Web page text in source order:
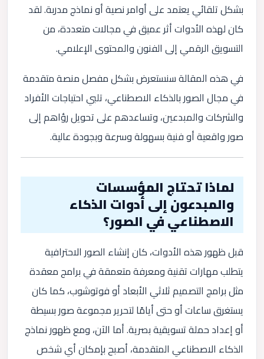
بشكل تلقائي يعتمد على أوامر نصية أو نماذج مدربة. لقد
كان لهذه الأدوات أثر عميق في مجالات متعددة، من
التسويق الرقمي إلى الفنون والمحتوى الإعلامي.
في هذه المقالة سنستعرض بشكل مفصل منصة متقدمة
في مجال الصور بالذكاء الاصطناعي، تلبي احتياجات الأفراد
والشركات والمبدعين، وتساعدهم على تحويل رؤاهم إلى
صور واقعية أو فنية بسهولة وسرعة وبجودة عالية.
لماذا تحتاج المؤسسات
والمبدعون إلى أدوات الذكاء
الاصطناعي في الصور؟
قبل ظهور هذه الأدوات، كان إنشاء الصور الاحترافية
يتطلب مهارات تقنية ومعرفة متعمقة في برامج معقدة
مثل برامج التصميم ثلاثي الأبعاد أو فوتوشوب، كما كان
يستغرق ساعات أو حتى أيامًا لتحرير مجموعة صور بسيطة
أو إعداد حملة تسويقية بصرية. أما الآن، ومع ظهور نماذج
الذكاء الاصطناعي المتقدمة، أصبح بإمكان أي شخص